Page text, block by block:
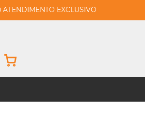
ATENDIMENTO EXCLUSIVO